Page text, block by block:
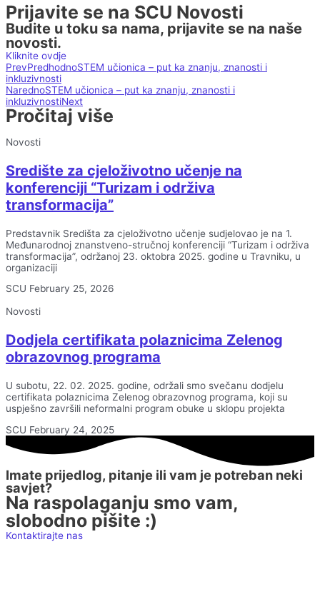
Prijavite se na SCU Novosti
Budite u toku sa nama, prijavite se na naše
novosti.
Kliknite ovdje
PrevPredhodnoSTEM učionica – put ka znanju, znanosti i
inkluzivnosti
NarednoSTEM učionica – put ka znanju, znanosti i
inkluzivnostiNext
Pročitaj više
Novosti
Središte za cjeloživotno učenje na
konferenciji “Turizam i održiva
transformacija”
Predstavnik Središta za cjeloživotno učenje sudjelovao je na 1.
Međunarodnoj znanstveno-stručnoj konferenciji “Turizam i održiva
transformacija”, održanoj 23. oktobra 2025. godine u Travniku, u
organizaciji
SCU February 25, 2026
Novosti
Dodjela certifikata polaznicima Zelenog
obrazovnog programa
U subotu, 22. 02. 2025. godine, održali smo svečanu dodjelu
certifikata polaznicima Zelenog obrazovnog programa, koji su
uspješno završili neformalni program obuke u sklopu projekta
SCU February 24, 2025
Imate prijedlog, pitanje ili vam je potreban neki
savjet?
Na raspolaganju smo vam,
slobodno pišite :)
Kontaktirajte nas